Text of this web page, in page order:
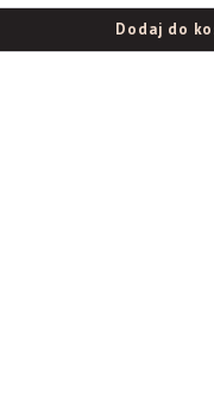
Dodaj do